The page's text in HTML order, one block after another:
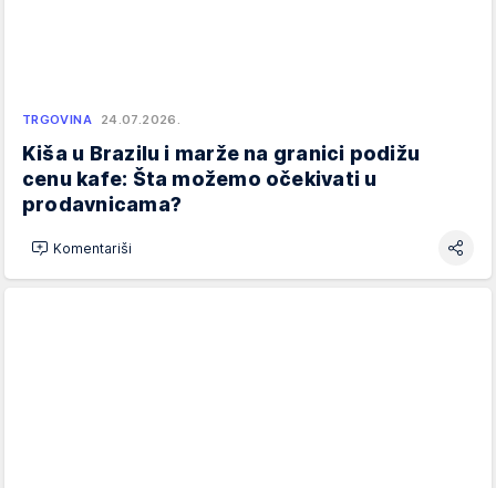
TRGOVINA 24.07.2026.
Kiša u Brazilu i marže na granici podižu
cenu kafe: Šta možemo očekivati u
prodavnicama?
Komentariši